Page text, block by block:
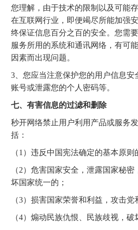
您理解，由于技术的限制以及可能
在互联网行业，即便竭尽所能加强
终保证信息百分之百的安全。您需
服务所用的系统和通讯网络，有可
因素而出现问题。
3、您应当注意保护您的用户信息安
账号或泄露您的个人密码等。
七、有害信息的过滤和删除
秒开网络禁止用户利用产品或服务
括：
（1）违反中国宪法确定的基本原则
（2）危害国家安全，泄露国家秘
坏国家统一的；
（3）损害国家荣誉和利益，攻击党
（4）煽动民族仇恨、民族歧视，破